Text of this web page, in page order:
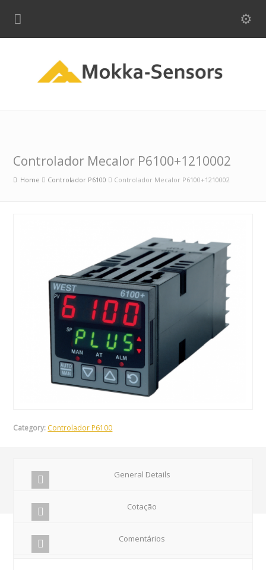
Controlador Mecalor P6100+1210002
Home Controlador P6100 Controlador Mecalor P6100+1210002
Category: Controlador P6100
General Details
Cotação
Comentários